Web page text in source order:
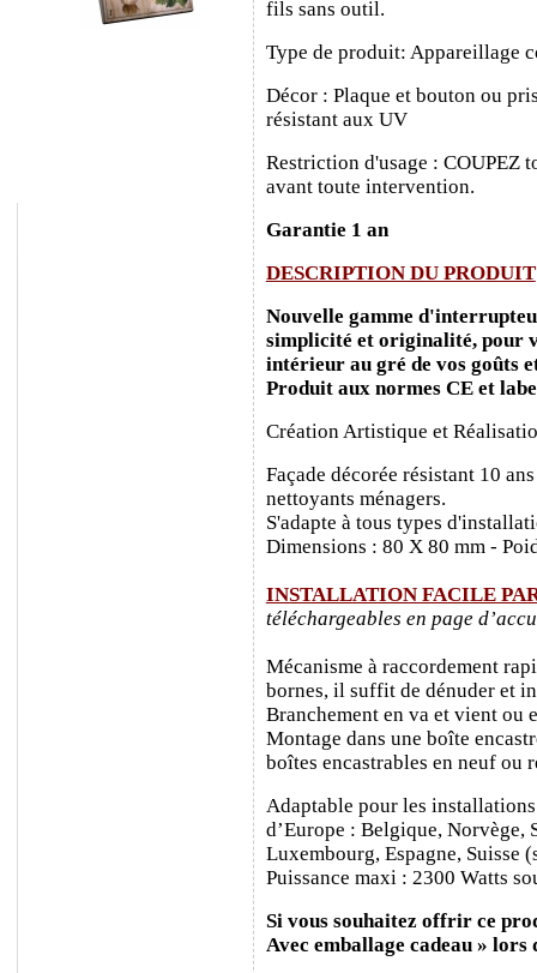
fils sans outil.
Type de produit: Appareillage
Décor : Plaque et bouton ou
résistant aux UV
Restriction d'usage : COUPEZ
avant toute intervention.
Garantie 1 an
DESCRIPTION DU PRODUIT
Nouvelle gamme
simplicité et originalité, pour
intérieur au gré de vos goûts
Produit aux normes CE et
Création Artistique et
Façade décorée résistant 10
nettoyants ménagers.
S'adapte à tous types
Dimensions : 80 X 80 mm -
INSTALLATION FACILE
téléchargeables en page
Mécanisme à raccordement
bornes, il suffit de dénuder et
Branchement en va et vient ou
Montage dans une boîte
boîtes encastrables en neuf ou
Adaptable pour les
d’Europe : Belgique, Norvège,
Luxembourg, Espagne, Suisse
Puissance maxi : 2300 Watts
Si vous souhaitez offrir ce
Avec emballage cadeau » lors